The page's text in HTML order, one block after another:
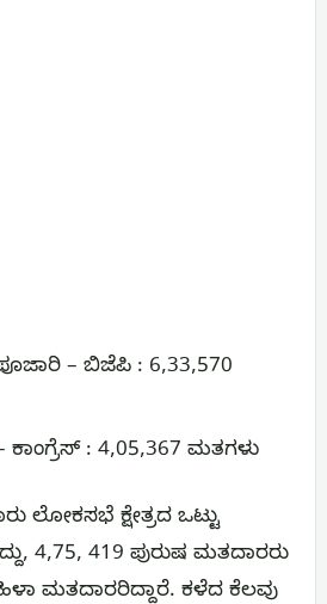
– ಬಿಜೆಪಿ : 6,33,570
: 4,05,367 ಮತಗಳು
ಲೋಕಸಭೆ ಕ್ಷೇತ್ರದ ಒಟ್ಟು
4,75, 419 ಪುರುಷ ಮತದಾರರು
ಮತದಾರರಿದ್ದಾರೆ. ಕಳೆದ ಕೆಲವು